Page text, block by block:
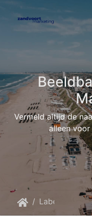
Vermeld altijd de
alleen
Label